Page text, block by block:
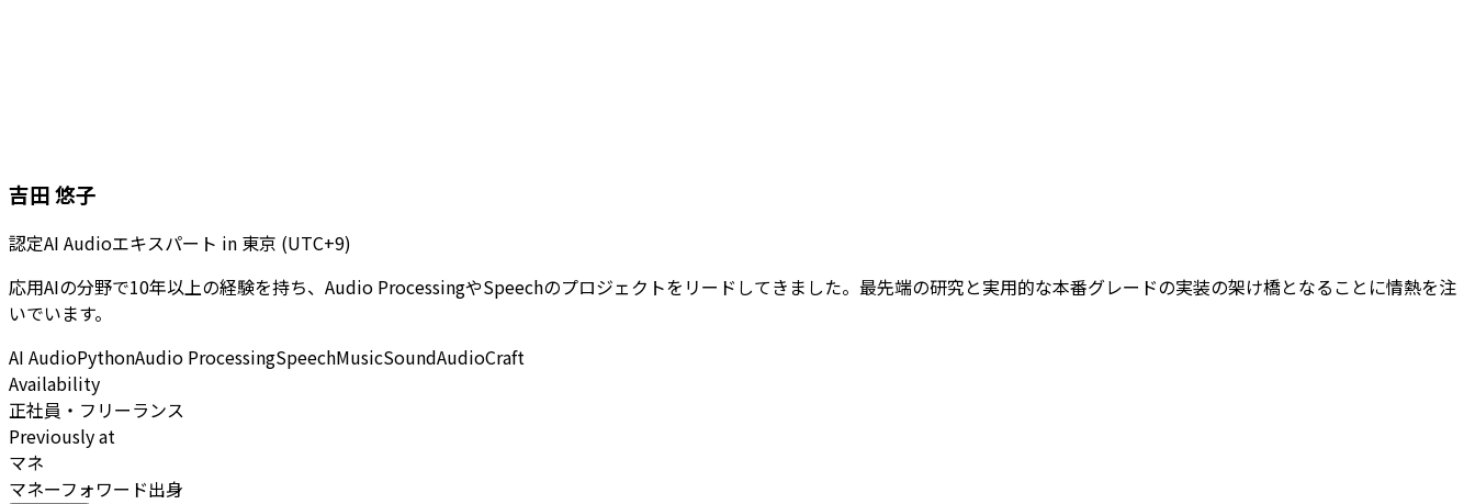
吉田 悠子
認定AI Audioエキスパート in 東京 (UTC+9)
応用AIの分野で10年以上の経験を持ち、Audio ProcessingやSpeechのプロジェクトをリードしてきました。最先端の研究と実用的な本番グレードの実装の架け橋となることに情熱を注
いでいます。
AI AudioPythonAudio ProcessingSpeechMusicSoundAudioCraft
Availability
正社員・フリーランス
Previously at
マネ
マネーフォワード出身